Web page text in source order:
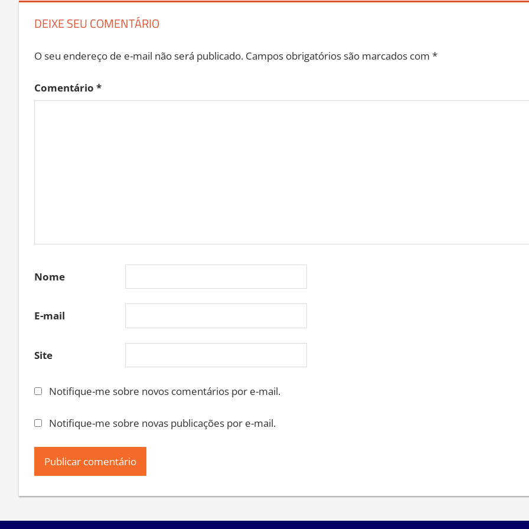
DEIXE SEU COMENTÁRIO
O seu endereço de e-mail não será publicado. Campos obrigatórios são marcados com
Comentário
Nome
E-mail
Site
Notifique-me sobre novos comentários por e-mail.
Notifique-me sobre novas publicações por e-mail.